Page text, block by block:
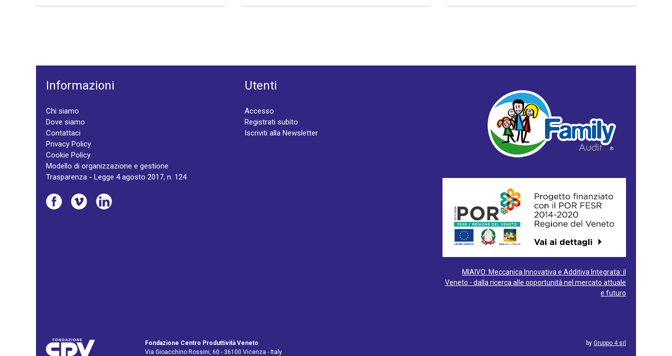
Informazioni
Chi siamo
Dove siamo
Contattaci
Privacy Policy
Cookie Policy
Modello di organizzazione e gestione
Trasparenza - Legge 4 agosto 2017, n. 124
Utenti
Accesso
Registrati subito
Iscriviti alla Newsletter
MIAIVO: Meccanica Innovativa e Additiva Integrata: il
Veneto - dalla ricerca alle opportunità nel mercato attuale
e futuro
Fondazione Centro Produttività Veneto
Via Gioacchino Rossini, 60 - 36100 Vicenza - Italy
by Gruppo 4 srl